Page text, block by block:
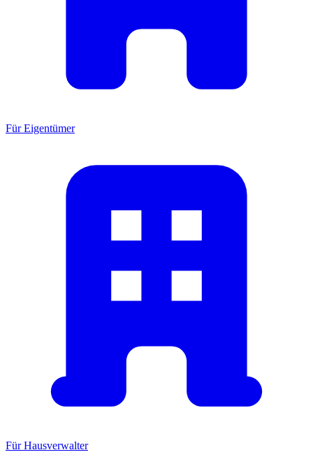
Für Eigentümer
Für Hausverwalter